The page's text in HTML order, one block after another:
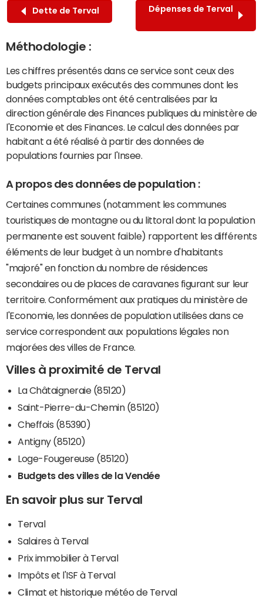
Dette de Terval Dépenses de Terval
Méthodologie :
Les chiffres présentés dans ce service sont ceux des
budgets principaux exécutés des communes dont les
données comptables ont été centralisées par la
direction générale des Finances publiques du ministère de
l'Economie et des Finances. Le calcul des données par
habitant a été réalisé à partir des données de
populations fournies par l'Insee.
A propos des données de population :
Certaines communes (notamment les communes
touristiques de montagne ou du littoral dont la population
permanente est souvent faible) rapportent les différents
éléments de leur budget à un nombre d'habitants
"majoré" en fonction du nombre de résidences
secondaires ou de places de caravanes figurant sur leur
territoire. Conformément aux pratiques du ministère de
l'Economie, les données de population utilisées dans ce
service correspondent aux populations légales non
majorées des villes de France.
Villes à proximité de Terval
La Châtaigneraie (85120)
Saint-Pierre-du-Chemin (85120)
Cheffois (85390)
Antigny (85120)
Loge-Fougereuse (85120)
Budgets des villes de la Vendée
En savoir plus sur Terval
Terval
Salaires à Terval
Prix immobilier à Terval
Impôts et l'ISF à Terval
Climat et historique météo de Terval